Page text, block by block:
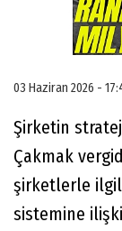
03 Haziran 2026 -
Şirketin
Çakmak
şirketlerle
sistemine